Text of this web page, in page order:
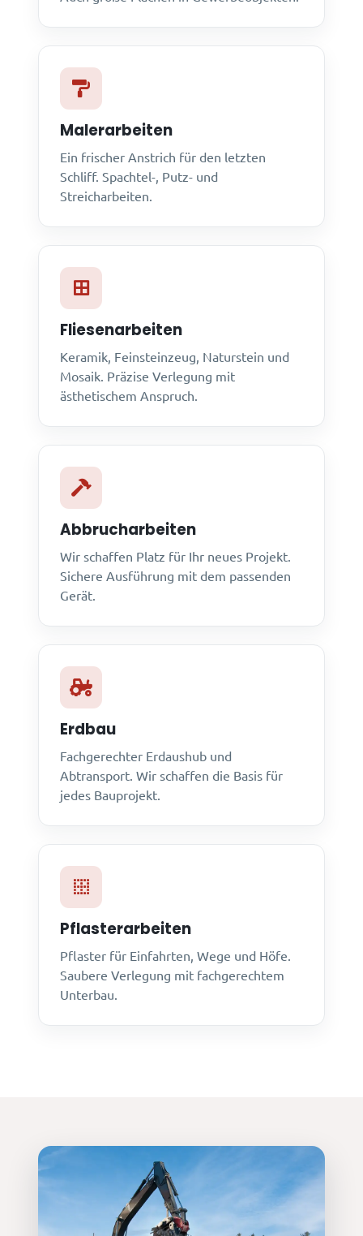
Malerarbeiten
Ein frischer Anstrich für den letzten
Schliff. Spachtel-, Putz- und
Streicharbeiten.
Fliesenarbeiten
Keramik, Feinsteinzeug, Naturstein und
Mosaik. Präzise Verlegung mit
ästhetischem Anspruch.
Abbrucharbeiten
Wir schaffen Platz für Ihr neues Projekt.
Sichere Ausführung mit dem passenden
Gerät.
Erdbau
Fachgerechter Erdaushub und
Abtransport. Wir schaffen die Basis für
jedes Bauprojekt.
Pflasterarbeiten
Pflaster für Einfahrten, Wege und Höfe.
Saubere Verlegung mit fachgerechtem
Unterbau.